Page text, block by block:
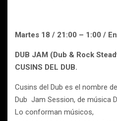
Martes 18 / 21:00 – 1:00 /
DUB JAM (Dub & Rock
CUSINS DEL DUB.
Cusins del Dub es el nombre
Dub Jam Session, de música
Lo conforman músicos,